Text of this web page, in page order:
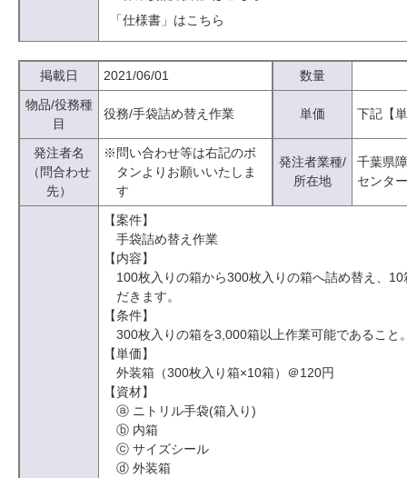
「仕様書」はこちら
掲載日 2021/06/01
数量
物品/役務種
目
役務/手袋詰め替え作業 単価 下記【
発注者名
（問合わせ
先）
※問い合わせ等は右記のボ
タンよりお願いいたしま
す
発注者業種/
所在地
千葉県
センタ
【案件】
手袋詰め替え作業
【内容】
100枚入りの箱から300枚入りの箱へ詰め替え、
だきます。
【条件】
300枚入りの箱を3,000箱以上作業可能であること
【単価】
外装箱（300枚入り箱×10箱）＠120円
【資材】
ⓐ ニトリル手袋(箱入り)
ⓑ 内箱
ⓒ サイズシール
ⓓ 外装箱